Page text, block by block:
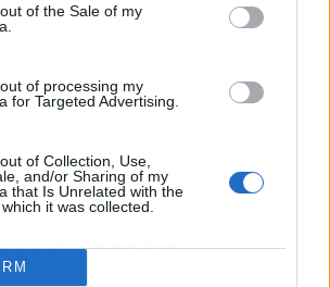
of the Sale of my
of processing my
for Targeted Advertising.
of Collection, Use,
and/or Sharing of my
that Is Unrelated with the
it was collected.
vaya acorde a las demandas y
exigidas también afectará al
Por tanto, podría dar
relacionados con la ansiedad y
gestionar las